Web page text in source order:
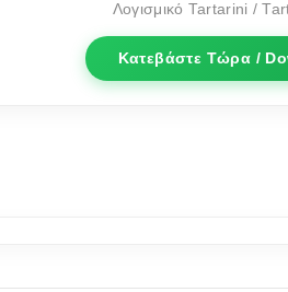
Λογισμικό Tartarini /
Κατεβάστε Τώρα /